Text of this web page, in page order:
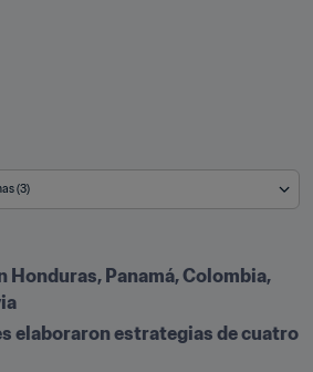
(3)
Honduras, Panamá, Colombia,
elaboraron estrategias de cuatro